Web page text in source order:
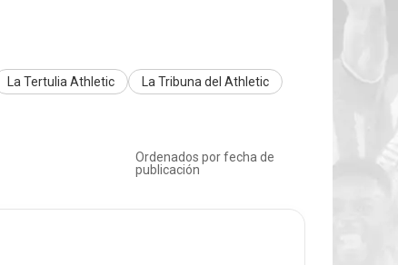
La Tertulia Athletic
La Tribuna del Athletic
Ordenados por fecha de
publicación